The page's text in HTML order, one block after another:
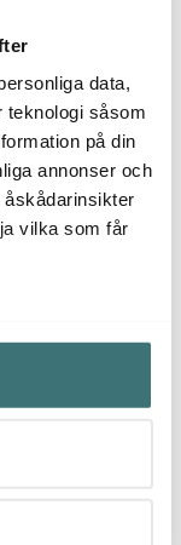
data,
teknologi såsom
på din
annonser och
åskådarinsikter
vilka som får
plats som
meter
skanna den för
när som
Skål 75
kunder